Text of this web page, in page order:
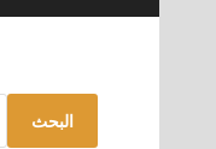
البحث